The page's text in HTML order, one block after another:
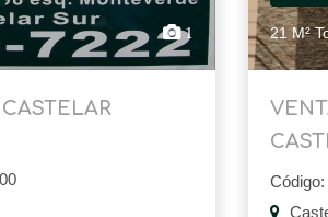
1 21 M²
Código: